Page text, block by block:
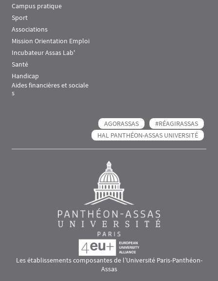
Campus pratique
Sport
Associations
Mission Orientation Emploi
Incubateur Assas Lab'
Santé
Handicap
Aides financières et sociale
s
AGORASSAS
#RÉAGIRASSAS
HAL PANTHÉON-ASSAS UNIVERSITÉ
Les établissements composantes de l’Université Paris-Panthéon-
Assas